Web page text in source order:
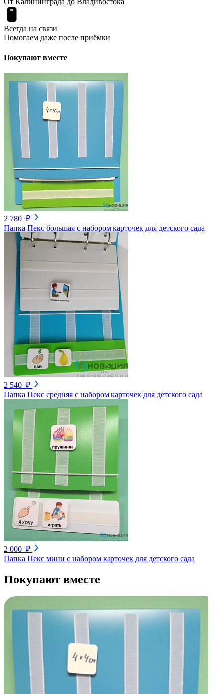
От Калининграда до Владивостока
Всегда на связи
Помогаем даже после приёмки
Покупают вместе
2 780 ₽
Папка Пекс большая с набором карточек для детского сада
2 540 ₽
Папка Пекс средняя с набором карточек для детского сада
2 000 ₽
Папка Пекс мини с набором карточек для детского сада
Покупают вместе